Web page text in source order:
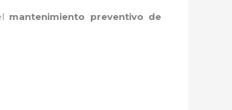
mantenimiento preventivo de